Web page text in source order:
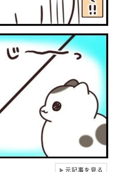
元記事を見る